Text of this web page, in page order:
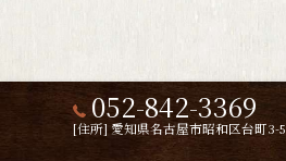
052-842-3369
[住所] 愛知県名古屋市昭和区台町3-5